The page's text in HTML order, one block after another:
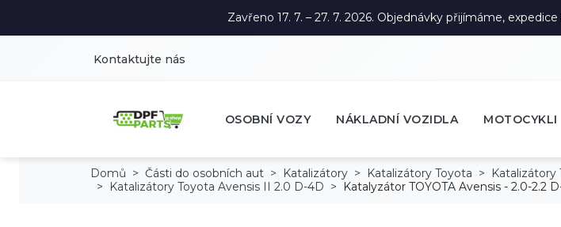
Zavřeno 17. 7. – 27. 7. 2026. Objednávky přijímáme,
Kontaktujte nás
OSOBNÍ VOZY NÁKLADNÍ VOZIDLA MOTOCYKLI
Domů Části do osobních aut Katalizátory Katalizátory Toyota Katalizátory
Katalizátory Toyota Avensis II 2.0 D-4D
Katalyzátor TOYOTA Avensis - 2.0-2.2